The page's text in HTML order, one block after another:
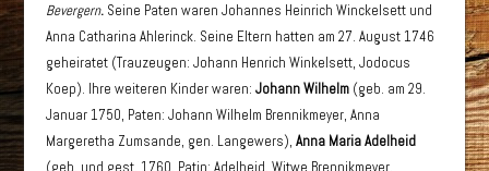
Bevergern. Seine Paten waren Johannes Heinrich Winckelsett und
Anna Catharina Ahlerinck. Seine Eltern hatten am 27. August 1746
geheiratet (Trauzeugen: Johann Henrich Winkelsett, Jodocus
Koep). Ihre weiteren Kinder waren:Johann Wilhelm (geb. am 29.
Januar 1750, Paten: Johann Wilhelm Brennikmeyer, Anna
Margeretha Zumsande, gen. Langewers),Anna Maria Adelheid
(geb. und gest. 1760, Patin: Adelheid, Witwe Brennikmeyer,